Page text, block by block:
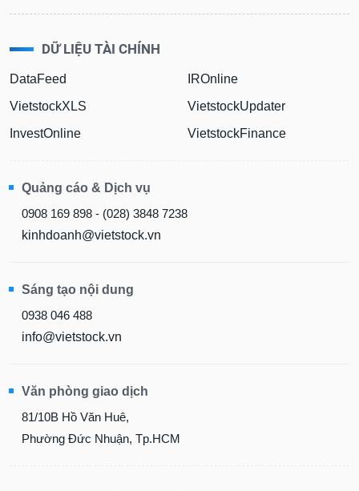
DỮ LIỆU TÀI CHÍNH
DataFeed
VietstockXLS
InvestOnline
IROnline
VietstockUpdater
VietstockFinance
Quảng cáo & Dịch vụ
0908 169 898 - (028) 3848 7238
kinhdoanh@vietstock.vn
Sáng tạo nội dung
0938 046 488
info@vietstock.vn
Văn phòng giao dịch
81/10B Hồ Văn Huê,
Phường Đức Nhuận, Tp.HCM